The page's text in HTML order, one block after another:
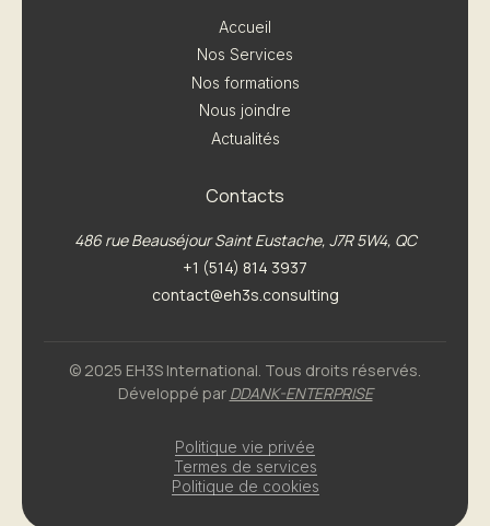
Accueil
Nos Services
Nos formations
Nous joindre
Actualités
Contacts
486 rue BeauséjourSaint Eustache, J7R 5W4, QC
+1 (514) 814 3937
contact@eh3s.consulting
© 2025 EH3S International. Tous droits réservés.
Développé par DDANK-ENTERPRISE
Politique vie privée
Termes de services
Politique de cookies